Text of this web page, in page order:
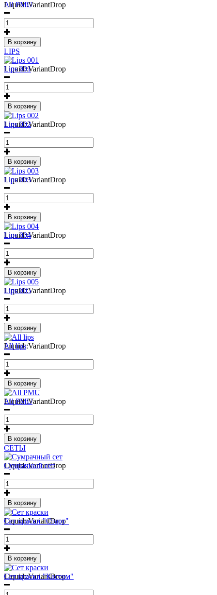
1
Liquid::VariantDrop
All PMU
В корзину
LIPS
1
Liquid::VariantDrop
Lips 001
В корзину
1
Liquid::VariantDrop
Lips 002
В корзину
1
Liquid::VariantDrop
Lips 003
В корзину
1
Liquid::VariantDrop
Lips 004
В корзину
1
Liquid::VariantDrop
Lips 005
В корзину
1
Liquid::VariantDrop
All lips
В корзину
1
Liquid::VariantDrop
All PMU
В корзину
СЕТЫ
1
Liquid::VariantDrop
Сумрачный сет
В корзину
1
Liquid::VariantDrop
Сет краски "Старт"
В корзину
1
Liquid::VariantDrop
Сет краски "Кастом"